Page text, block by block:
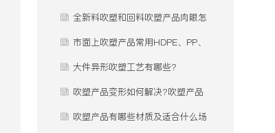
点？
泡等问题，这些问题是什么原因导
致的，如何提前规避？
开裂是什么原因？怎么规避？
全新料吹塑和回料吹塑产品肉眼怎
么区分？差价为什么这么大？
市面上吹塑产品常用HDPE、PP、
PET三种材质，实际使用该怎么
选？有什么核心差异？市面上吹塑
产品常用HDPE、PP、PET三种材
大件异形吹塑工艺有哪些?
吹塑产品变形如何解决?吹塑产品
变形如何解决?
吹塑产品有哪些材质及适合什么场